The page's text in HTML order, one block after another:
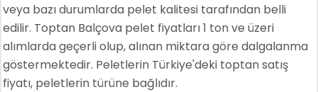
veya bazı durumlarda pelet kalitesi tarafından belli
edilir. Toptan Balçova pelet fiyatları 1 ton ve üzeri
alımlarda geçerli olup, alınan miktara göre dalgalanma
göstermektedir. Peletlerin Türkiye'deki toptan satış
fiyatı, peletlerin türüne bağlıdır.